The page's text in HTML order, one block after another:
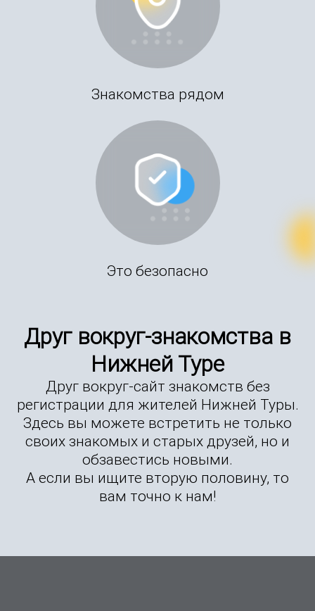
Знакомства рядом
Это безопасно
Друг вокруг-знакомства в
Нижней Туре
Друг вокруг-сайт знакомств без
регистрации для жителей Нижней Туры.
Здесь вы можете встретить не только
своих знакомых и старых друзей, но и
обзавестись новыми.
А если вы ищите вторую половину, то
вам точно к нам!